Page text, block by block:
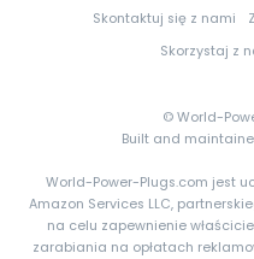
Falklandy
Fidżi
Filipiny
Skontaktuj się z nami
Skorzystaj z
© World-
Built and
World-Power-Plugs.com jest
Amazon Services LLC,
na celu zapewnienie
zarabiania na opłatach